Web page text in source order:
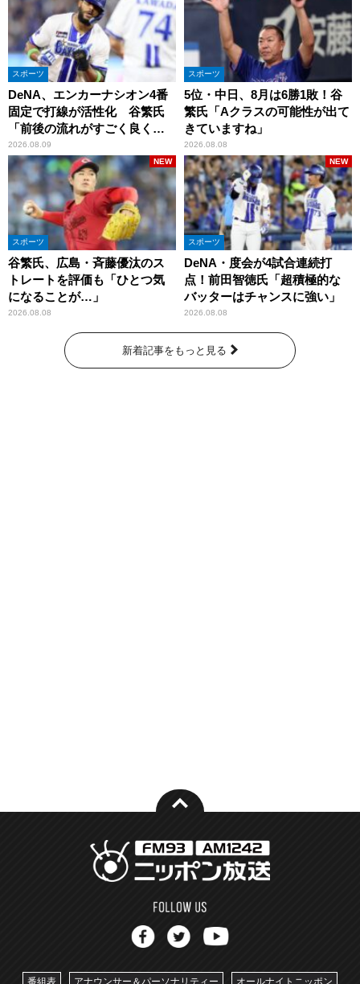
スポーツ
DeNA、エンカーナシオン4番
固定で打線が活性化 谷繁氏
「前後の流れがすごく良くな
りましたね」
2026.08.09
スポーツ
5位・中日、8月は6勝1敗！谷
繁氏「Aクラスの可能性が出て
きていますね」
2026.08.08
スポーツ
谷繁氏、広島・斉藤優汰のス
トレートを評価も「ひとつ気
になることが…」
2026.08.08
NEW
スポーツ
DeNA・度会が4試合連続打
点！前田智徳氏「超積極的な
バッターはチャンスに強い」
2026.08.08
NEW
新着記事をもっと見る
番組表 アナウンサー＆パーソナリティー オールナイトニッポン